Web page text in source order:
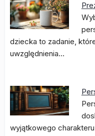
dziecka to zadanie,
uwzględnienia…
wyjątkowego